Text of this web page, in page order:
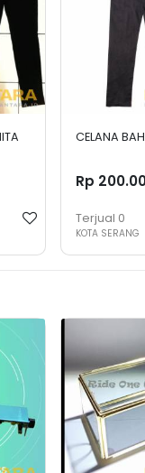
CELANA
Rp
Terjual 0
KOTA SERANG